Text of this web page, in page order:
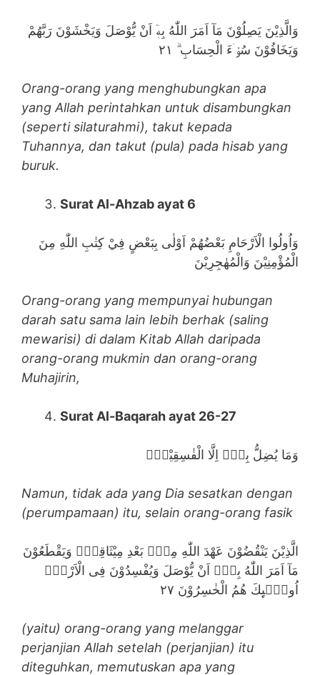
وَالَّذِيْنَ يَصِلُوْنَ مَآ اَمَرَ اللّٰهُ بِهٖٓ اَنْ يُّوْصَلَ وَيَخْشَوْنَ رَبَّهُمْ
وَيَخَافُوْنَ سُوْۤءَ الْحِسَابِ ۗ ٢١
Orang-orang yang menghubungkan apa
yang Allah perintahkan untuk disambungkan
(seperti silaturahmi), takut kepada
Tuhannya, dan takut (pula) pada hisab yang
buruk.
Surat Al-Ahzab ayat 6
وَاُولُوا الْاَرْحَامِ بَعْضُهُمْ اَوْلٰى بِبَعْضٍ فِيْ كِتٰبِ اللّٰهِ مِنَ
الْمُؤْمِنِيْنَ وَالْمُهٰجِرِيْنَ
Orang-orang yang mempunyai hubungan
darah satu sama lain lebih berhak (saling
mewarisi) di dalam Kitab Allah daripada
orang-orang mukmin dan orang-orang
Muhajirin,
Surat Al-Baqarah ayat 26-27
وَمَا يُضِلُّ بِهٖٓ اِلَّا الْفٰسِقِيْنَۙ
Namun, tidak ada yang Dia sesatkan dengan
(perumpamaan) itu, selain orang-orang fasik
الَّذِيْنَ يَنْقُضُوْنَ عَهْدَ اللّٰهِ مِنْۢ بَعْدِ مِيْثَاقِهٖۖ وَيَقْطَعُوْنَ
مَآ اَمَرَ اللّٰهُ بِهٖٓ اَنْ يُّوْصَلَ وَيُفْسِدُوْنَ فِى الْاَرْضِۗ
اُولٰۤىِٕكَ هُمُ الْخٰسِرُوْنَ ٢٧
(yaitu) orang-orang yang melanggar
perjanjian Allah setelah (perjanjian) itu
diteguhkan, memutuskan apa yang